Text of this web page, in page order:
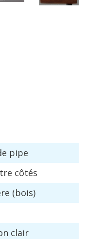
pipe
côtés
re (bois)
clair